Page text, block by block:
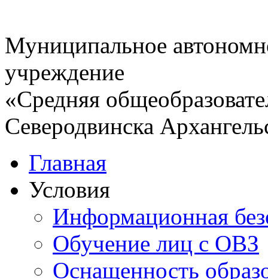
Муниципальное
учреждение
«Средняя
Северодвинска
Главная
Условия
Информационная
Обучение лиц с ОВЗ
Оснащенность